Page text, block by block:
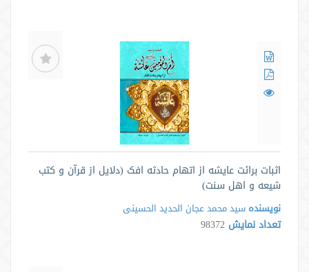
اثبات برائت عایشه از اتهام حادثه افک ‏(دلایل از قرآن و کتب
شیعه و اهل سنت)
نویسنده سید محمد عجان الحدید الحسینی
تعداد نمایش 98372